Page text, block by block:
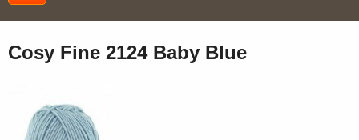
Cosy Fine 2124 Baby Blue